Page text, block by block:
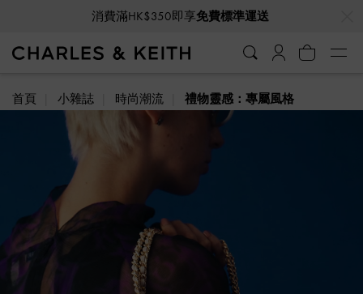
消費滿HK$350即享免費標準運送
VIP會員全年獨享九折優惠
首頁 小雜誌 時尚潮流 禮物靈感：專屬風格